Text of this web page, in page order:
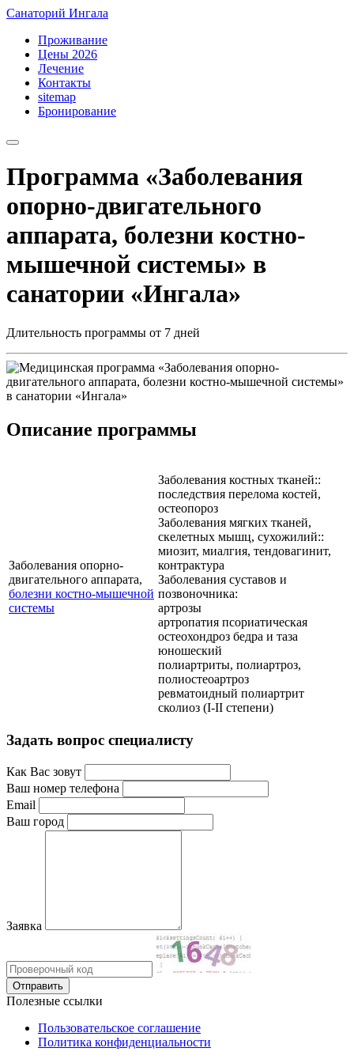
Санаторий Ингала
Проживание
Цены 2026
Лечение
Контакты
sitemap
Бронирование
Программа «Заболевания
опорно-двигательного
аппарата, болезни костно-
мышечной системы» в
санатории «Ингала»
Длительность программы от 7 дней
Описание программы
Заболевания опорно-
двигательного аппарата,
болезни костно-мышечной
системы
Заболевания костных тканей::
последствия перелома костей,
остеопороз
Заболевания мягких тканей,
скелетных мышц, сухожилий::
миозит, миалгия, тендовагинит,
контрактура
Заболевания суставов и
позвоночника:
артрозы
артропатия псориатическая
остеохондроз бедра и таза
юношеский
полиартриты, полиартроз,
полиостеоартроз
ревматоидный полиартрит
сколиоз (I-II степени)
Задать вопрос специалисту
Как Вас зовут
Ваш номер телефона
Email
Ваш город
Заявка
Полезные ссылки
Пользовательское соглашение
Политика конфиденциальности